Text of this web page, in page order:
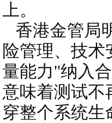
上。
香港金管局
险管理、技
量能力"纳入
意味着测试不
穿整个系统